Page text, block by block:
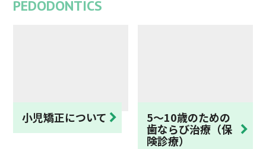
PEDODONTICS
小児矯正について 5〜10歳のための
歯ならび治療（保
険診療）